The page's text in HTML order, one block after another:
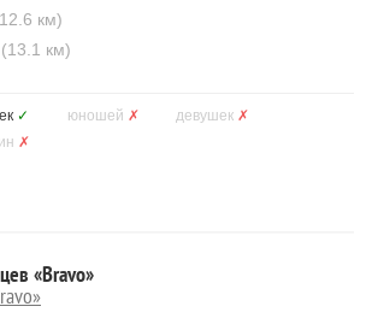
км)
(13.1 км)
✓ юношей ✗ девушек ✗
✗
«Bravo»